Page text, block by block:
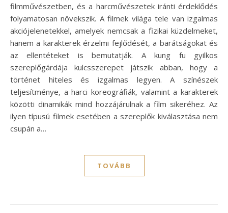
filmművészetben, és a harcművészetek iránti érdeklődés
folyamatosan növekszik. A filmek világa tele van izgalmas
akciójelenetekkel, amelyek nemcsak a fizikai küzdelmeket,
hanem a karakterek érzelmi fejlődését, a barátságokat és
az ellentéteket is bemutatják. A kung fu gyilkos
szereplőgárdája kulcsszerepet játszik abban, hogy a
történet hiteles és izgalmas legyen. A színészek
teljesítménye, a harci koreográfiák, valamint a karakterek
közötti dinamikák mind hozzájárulnak a film sikeréhez. Az
ilyen típusú filmek esetében a szereplők kiválasztása nem
csupán a…
TOVÁBB